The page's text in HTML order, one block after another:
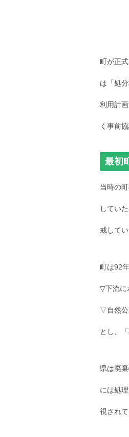
町が正
は「処
利用計
く事前
最初
当時の
してい
戒してい
町は92
▽下流に
▽自然公
とし、
県は廃
には処
視されて